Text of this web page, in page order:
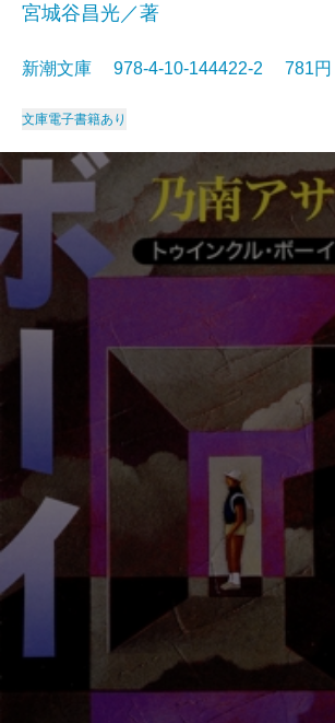
宮城谷昌光／著
新潮文庫 978-4-10-144422-2 781
文庫電子書籍あり